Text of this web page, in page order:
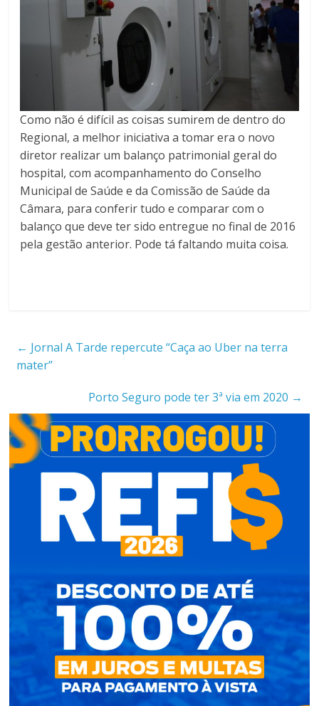
Como não é difícil as coisas sumirem de dentro do
Regional, a melhor iniciativa a tomar era o novo
diretor realizar um balanço patrimonial geral do
hospital, com acompanhamento do Conselho
Municipal de Saúde e da Comissão de Saúde da
Câmara, para conferir tudo e comparar com o
balanço que deve ter sido entregue no final de 2016
pela gestão anterior. Pode tá faltando muita coisa.
← Jornal A Tarde repercute “Caça ao Uber na terra
mater”
Porto Seguro pode ter 3ª via em 2020 →